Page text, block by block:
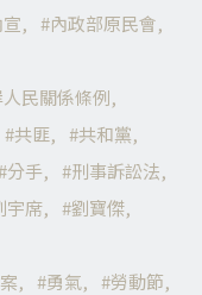
內政部原民會
民關係條例
共匪
共和黨
分手
刑事訴訟法
宇席
劉寶傑
勇氣
勞動節